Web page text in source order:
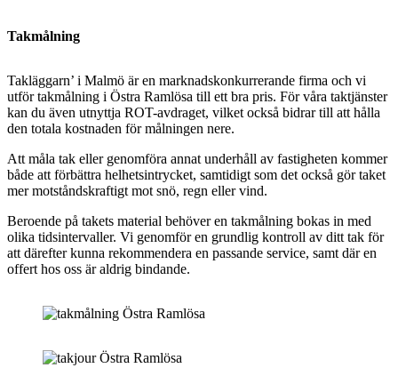
Takmålning
Takläggarn’ i Malmö är en marknadskonkurrerande firma och vi
utför takmålning i Östra Ramlösa till ett bra pris. För våra taktjänster
kan du även utnyttja ROT-avdraget, vilket också bidrar till att hålla
den totala kostnaden för målningen nere.
Att måla tak eller genomföra annat underhåll av fastigheten kommer
både att förbättra helhetsintrycket, samtidigt som det också gör taket
mer motståndskraftigt mot snö, regn eller vind.
Beroende på takets material behöver en takmålning bokas in med
olika tidsintervaller. Vi genomför en grundlig kontroll av ditt tak för
att därefter kunna rekommendera en passande service, samt där en
offert hos oss är aldrig bindande.